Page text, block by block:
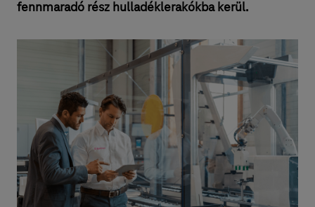
fennmaradó rész hulladéklerakókba kerül.